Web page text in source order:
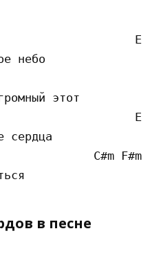
E
небо
этот
E
сердца
C#m F#m
в песне